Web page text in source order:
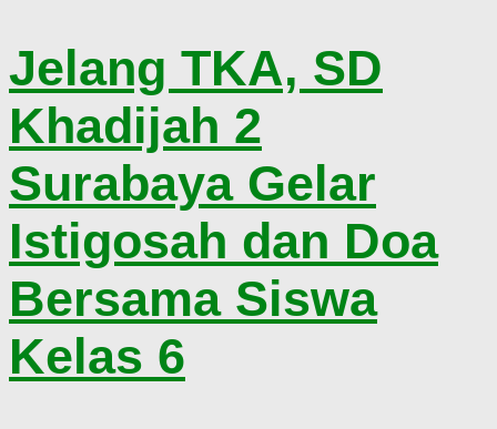
Jelang TKA, SD
Khadijah 2
Surabaya Gelar
Istigosah dan Doa
Bersama Siswa
Kelas 6